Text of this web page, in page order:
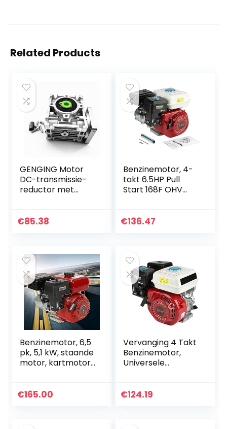
Related Products
GENGING Motor
DC-transmissie-
reductor met
(RPM): Ratio20,
€85.38
Benzinemotor, 4-
takt 6.5HP Pull
Start 168F OHV
€136.47
Benzinemotor, 6,5
pk, 5,1 kW, staande
motor, kartmotor,
(20 mm Ø as…
€165.00
Vervanging 4 Takt
Benzinemotor,
Universele
Benzinemotor Pull
€124.19